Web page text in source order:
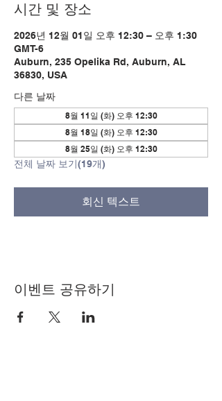
시간 및 장소
2026년 12월 01일 오후 12:30 – 오후 1:30
GMT-6
Auburn, 235 Opelika Rd, Auburn, AL
36830, USA
다른 날짜
8월 11일 (화) 오후 12:30
8월 18일 (화) 오후 12:30
8월 25일 (화) 오후 12:30
전체 날짜 보기(19개)
회신 텍스트
이벤트 공유하기